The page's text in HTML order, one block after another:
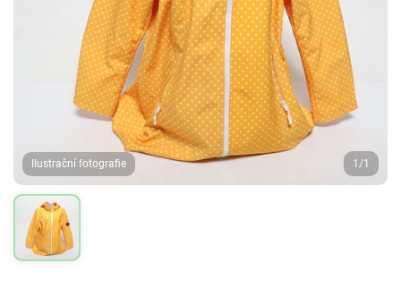
Ilustrační fotografie 1/1